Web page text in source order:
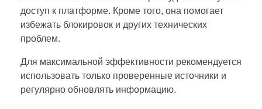
доступ к платформе. Кроме того, она помогает
избежать блокировок и других технических
проблем.
Для максимальной эффективности рекомендуется
использовать только проверенные источники и
регулярно обновлять информацию.